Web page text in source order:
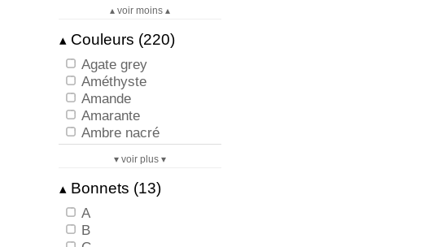
48
50
52
54
56
XS
XS/38
M
M/42
L
▴ voir moins ▴
▴ Couleurs (220)
Agate grey
Améthyste
Amande
Amarante
Ambre nacré
Amethyst
Anthracite
Ardoise
Authentique Rose
Azur sublime -40%
▾ voir plus ▾
▴ Bonnets (13)
A
B